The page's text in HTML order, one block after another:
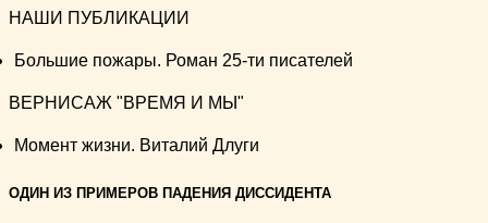
НАШИ ПУБЛИКАЦИИ
Большие пожары. Роман 25-ти писателей
ВЕРНИСАЖ "ВРЕМЯ И МЫ"
Момент жизни. Виталий Длуги
ОДИН ИЗ ПРИМЕРОВ ПАДЕНИЯ ДИССИДЕНТА